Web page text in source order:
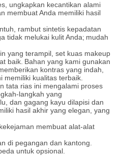
ungkapkan kecantikan alami
membuat Anda memiliki hasil
rambut sintetis kepadatan
tidak melukai kulit Anda; mudah
yang terampil, set kuas makeup
baik. Bahan yang kami gunakan
kontras yang indah,
memiliki kualitas terbaik.
tata rias ini mengalami proses
langkah yang
dan gagang kayu dilapisi dan
hasil akhir yang elegan, yang
membuat alat-alat
di pegangan dan kantong.
untuk opsional.